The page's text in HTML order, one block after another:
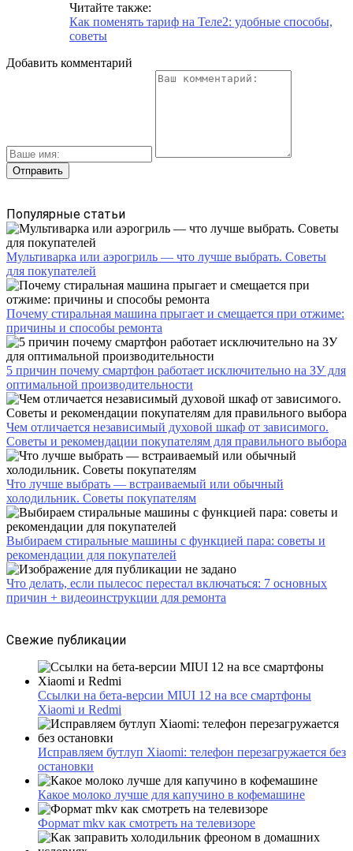
Читайте также:
Как поменять тариф на Теле2: удобные способы,
советы
Добавить комментарий
Популярные статьи
Мультиварка или аэрогриль — что лучше выбрать. Советы
для покупателей
Почему стиральная машина прыгает и смещается при отжиме:
причины и способы ремонта
5 причин почему смартфон работает исключительно на ЗУ для
оптимальной производительности
Чем отличается независимый духовой шкаф от зависимого.
Советы и рекомендации покупателям для правильного выбора
Что лучше выбрать — встраиваемый или обычный
холодильник. Советы покупателям
Выбираем стиральные машины с функцией пара: советы и
рекомендации для покупателей
Что делать, если пылесос перестал включаться: 7 основных
причин + видеоинструкции для ремонта
Свежие публикации
Ссылки на бета-версии MIUI 12 на все смартфоны
Xiaomi и Redmi
Исправляем бутлуп Xiaomi: телефон перезагружается без
остановки
Какое молоко лучше для капучино в кофемашине
Формат mkv как смотреть на телевизоре